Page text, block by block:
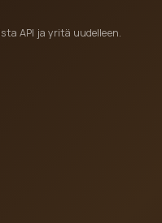
API ja yritä uudelleen.